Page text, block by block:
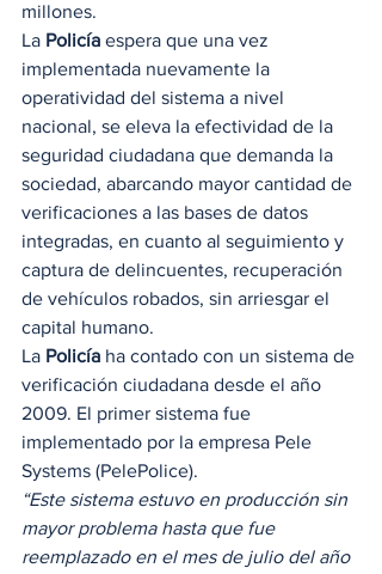
millones.
La Policía espera que una vez
implementada nuevamente la
operatividad del sistema a nivel
nacional, se eleva la efectividad de la
seguridad ciudadana que demanda la
sociedad, abarcando mayor cantidad de
verificaciones a las bases de datos
integradas, en cuanto al seguimiento y
captura de delincuentes, recuperación
de vehículos robados, sin arriesgar el
capital humano.
La Policía ha contado con un sistema de
verificación ciudadana desde el año
2009. El primer sistema fue
implementado por la empresa Pele
Systems (PelePolice).
“Este sistema estuvo en producción sin
mayor problema hasta que fue
reemplazado en el mes de julio del año